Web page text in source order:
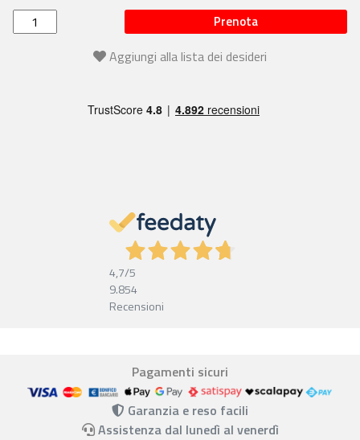
Prenota
Aggiungi alla lista dei desideri
4,7/5
9.854
Recensioni
Pagamenti sicuri
Garanzia e reso facili
Assistenza dal lunedì al venerdì